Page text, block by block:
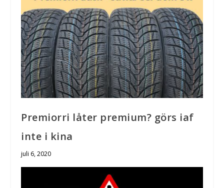
Premiorri låter premium? görs iaf
inte i kina
juli 6, 2020